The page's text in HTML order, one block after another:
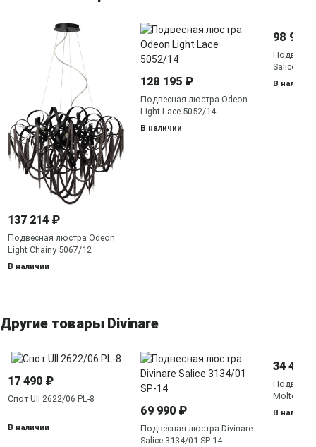
137 214 ₽
Подвесная люстра Odeon
Light Chainy 5067/12
В наличии
128 195 ₽
Подвесная люстра Odeon
Light Lace 5052/14
В наличии
98 990
Salice
В наличии
Другие товары Divinare
17 490 ₽
Спот Ull 2622/06 PL-8
В наличии
69 990 ₽
Подвесная люстра Divinare
Salice 3134/01 SP-14
34 490
Molto
В наличии